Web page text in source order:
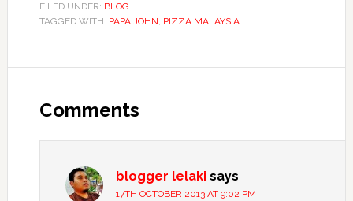
FILED UNDER: BLOG
TAGGED WITH: PAPA JOHN, PIZZA MALAYSIA
Interactions
Comments
blogger lelaki says
17TH OCTOBER 2013 AT 9:02 PM